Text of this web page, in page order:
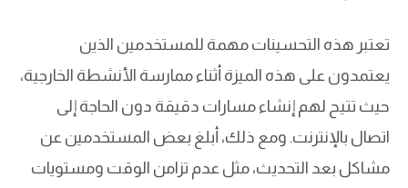
تعتبر هذه التحسينات مهمة للمستخدمين الذين
يعتمدون على هذه الميزة أثناء ممارسة الأنشطة الخارجية،
حيث تتيح لهم إنشاء مسارات دقيقة دون الحاجة إلى
اتصال بالإنترنت. ومع ذلك، أبلغ بعض المستخدمين عن
مشاكل بعد التحديث، مثل عدم تزامن الوقت ومستويات